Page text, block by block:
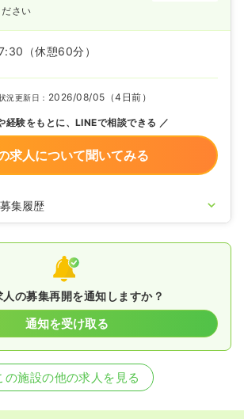
さい
（休憩60分）
況更新日： 2026/08/05（4日前）
経験をもとに、LINEで相談できる
求人について聞いてみる
集履歴
人の募集再開を通知しますか？
通知を受け取る
の施設の他の求人を見る